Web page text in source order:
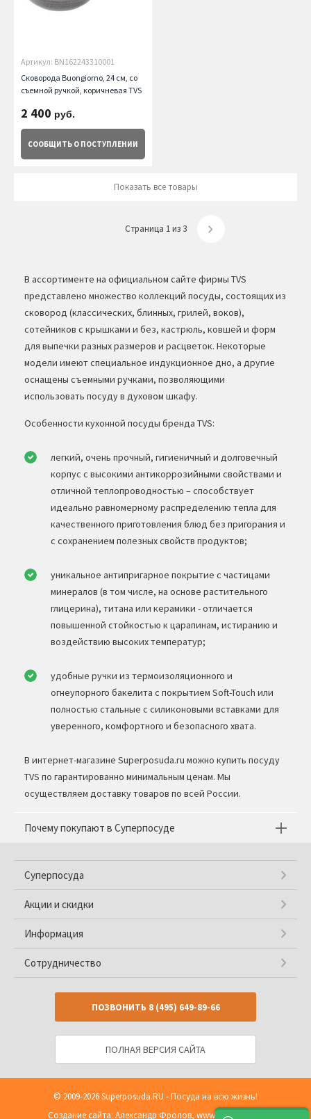
Артикул: BN162243310001
Сковорода Buongiorno, 24 см, со
съемной ручкой, коричневая TVS
2 400 руб.
СООБЩИТЬ О ПОСТУПЛЕНИИ
Показать все товары
Страница 1 из 3
В ассортименте на официальном сайте фирмы TVS
представлено множество коллекций посуды, состоящих из
сковород (классических, блинных, грилей, воков),
сотейников с крышками и без, кастрюль, ковшей и форм
для выпечки разных размеров и расцветок. Некоторые
модели имеют специальное индукционное дно, а другие
оснащены съемными ручками, позволяющими
использовать посуду в духовом шкафу.
Особенности кухонной посуды бренда TVS:
легкий, очень прочный, гигиеничный и долговечный
корпус с высокими антикоррозийными свойствами и
отличной теплопроводностью – способствует
идеально равномерному распределению тепла для
качественного приготовления блюд без пригорания и
с сохранением полезных свойств продуктов;
уникальное антипригарное покрытие с частицами
минералов (в том числе, на основе растительного
глицерина), титана или керамики - отличается
повышенной стойкостью к царапинам, истиранию и
воздействию высоких температур;
удобные ручки из термоизоляционного и
огнеупорного бакелита с покрытием Soft-Touch или
полностью стальные с силиконовыми вставками для
уверенного, комфортного и безопасного хвата.
В интернет-магазине Superposuda.ru можно купить посуду
TVS по гарантированно минимальным ценам. Мы
осуществляем доставку товаров по всей России.
Почему покупают в Суперпосуде
Суперпосуда
Акции и скидки
Информация
Сотрудничество
ПОЗВОНИТЬ 8 (495) 649-89-66
ПОЛНАЯ ВЕРСИЯ САЙТА
© 2009-2026Superposuda.RU - Посуда на всю жизнь!
Создание сайта: Александр Фролов, www.shop2you.ru